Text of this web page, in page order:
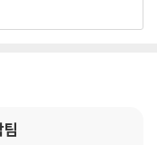
뽑은 최고의 메뉴 10 | SN